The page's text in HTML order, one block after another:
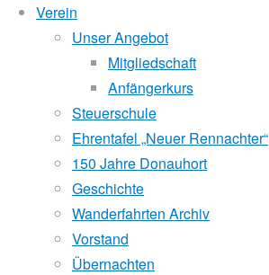
Verein
Unser Angebot
Mitgliedschaft
Anfängerkurs
Steuerschule
Ehrentafel „Neuer Rennachter“
150 Jahre Donauhort
Geschichte
Wanderfahrten Archiv
Vorstand
Übernachten
Blaues
Band
vom
Wörthersee
Wasserstand Donau
Liegt der Wasserstand in Korneuburg (KORN)
beim Donauhort nicht gerudert.
Pegelstände (DoRIS)
Seichtstellen
Schleusenstatus
Windfinder Kuchelauer Hafen
Mitglied der